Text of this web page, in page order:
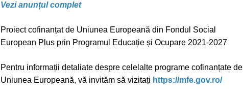
Vezi anunțul complet
Proiect cofinanțat de Uniunea Europeană din Fondul Social
European Plus prin Programul Educație și Ocupare 2021-2027
Pentru informații detaliate despre celelalte programe cofinanțate de
Uniunea Europeană, vă invităm să vizitați https://mfe.gov.ro/